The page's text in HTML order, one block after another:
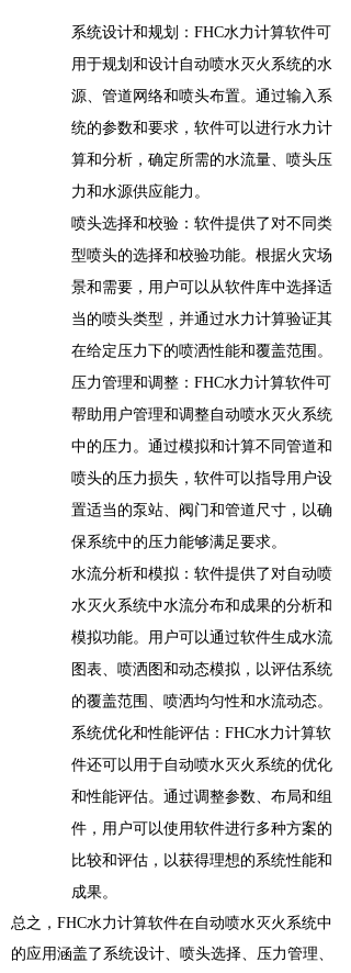
系统设计和规划：FHC水力计算软件可
用于规划和设计自动喷水灭火系统的水
源、管道网络和喷头布置。通过输入系
统的参数和要求，软件可以进行水力计
算和分析，确定所需的水流量、喷头压
力和水源供应能力。
喷头选择和校验：软件提供了对不同类
型喷头的选择和校验功能。根据火灾场
景和需要，用户可以从软件库中选择适
当的喷头类型，并通过水力计算验证其
在给定压力下的喷洒性能和覆盖范围。
压力管理和调整：FHC水力计算软件可
帮助用户管理和调整自动喷水灭火系统
中的压力。通过模拟和计算不同管道和
喷头的压力损失，软件可以指导用户设
置适当的泵站、阀门和管道尺寸，以确
保系统中的压力能够满足要求。
水流分析和模拟：软件提供了对自动喷
水灭火系统中水流分布和成果的分析和
模拟功能。用户可以通过软件生成水流
图表、喷洒图和动态模拟，以评估系统
的覆盖范围、喷洒均匀性和水流动态。
系统优化和性能评估：FHC水力计算软
件还可以用于自动喷水灭火系统的优化
和性能评估。通过调整参数、布局和组
件，用户可以使用软件进行多种方案的
比较和评估，以获得理想的系统性能和
成果。
总之，FHC水力计算软件在自动喷水灭火系统中
的应用涵盖了系统设计、喷头选择、压力管理、